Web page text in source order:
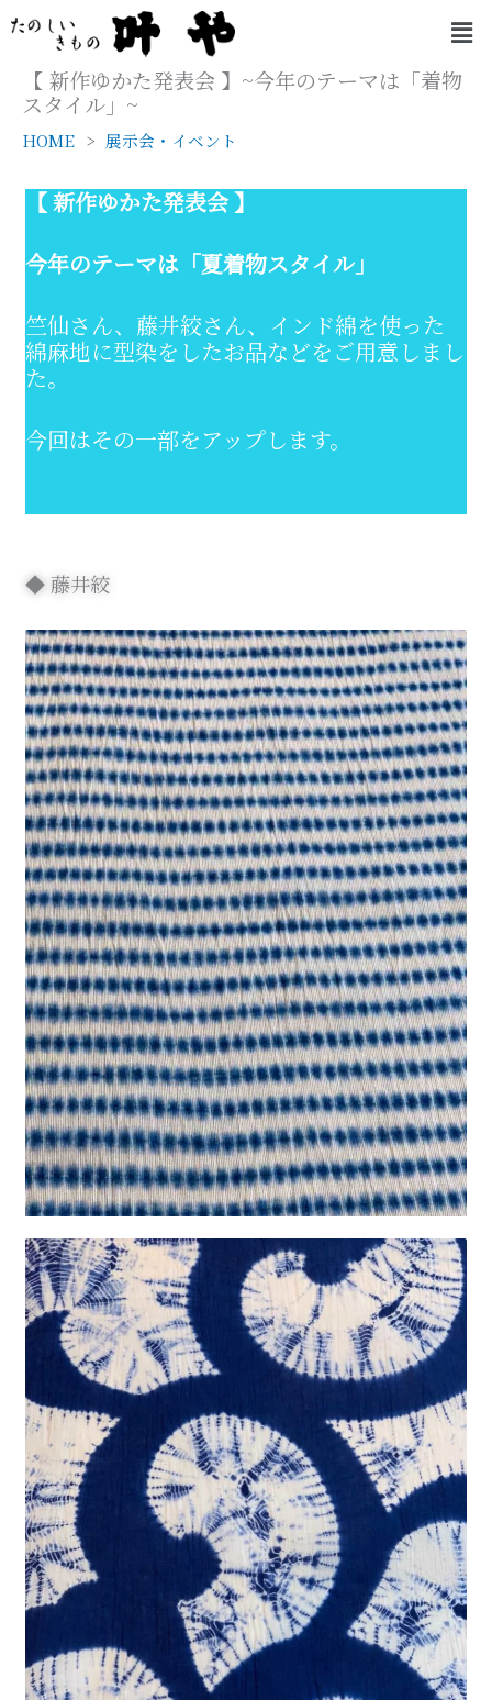
容
メ
ニ
ュ
ー
【 新作ゆかた発表会 】~今年のテーマは「着物
スタイル」~
HOME 展示会・イベント
【 新作ゆかた発表会 】
今年のテーマは「夏着物スタイル」
竺仙さん、藤井絞さん、インド綿を使った
綿麻地に型染をしたお品などをご用意しまし
た。
今回はその一部をアップします。
◆ 藤井絞